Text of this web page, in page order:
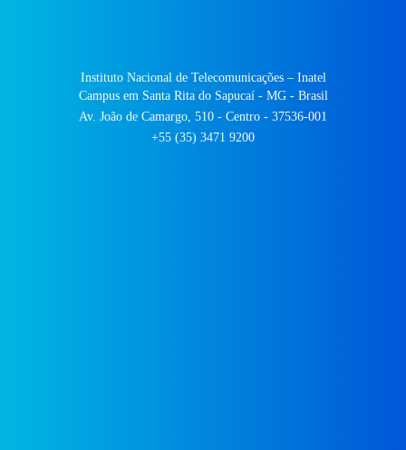
Instituto Nacional de Telecomunicações – Inatel
Campus em Santa Rita do Sapucaí - MG - Brasil
Av. João de Camargo, 510 - Centro - 37536-001
+55 (35) 3471 9200